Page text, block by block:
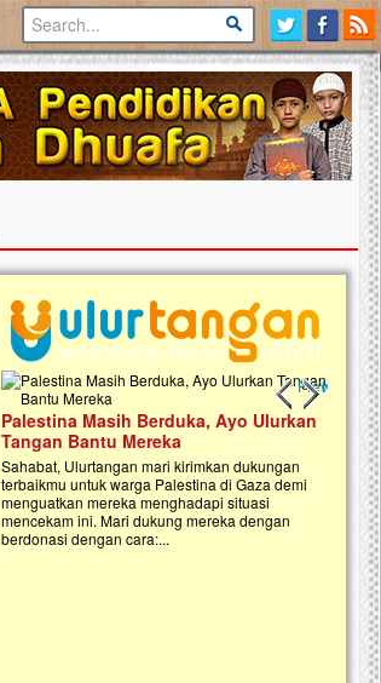
Previous
Next
Palestina Masih Berduka, Ayo Ulurkan
Tangan Bantu Mereka
Sahabat, Ulurtangan mari kirimkan dukungan
terbaikmu untuk warga Palestina di Gaza demi
menguatkan mereka menghadapi situasi
mencekam ini. Mari dukung mereka dengan
berdonasi dengan cara:...
Saat
kanak